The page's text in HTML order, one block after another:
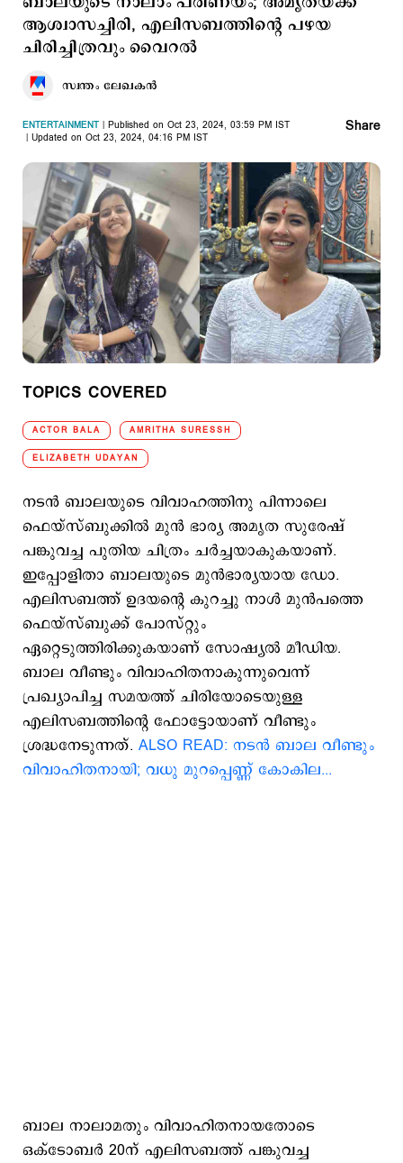
ആശ്വാസച്ചിരി, എലിസബത്തിന്‍റെ പഴയ
ചിരിച്ചിത്രവും വൈറല്‍
സ്വന്തം ലേഖകൻ
ENTERTAINMENT
Published on Oct 23, 2024, 03:59 PM IST
Updated on Oct 23, 2024, 04:16 PM IST
Share
TOPICS COVERED
ACTOR BALA AMRITHA SURESSH
ELIZABETH UDAYAN
നടൻ ബാലയുടെ വിവാഹത്തിനു പിന്നാലെ
ഫെയ്സ്ബുക്കില്‍ മുന്‍ ഭാര്യ അമൃത സുരേഷ്
പങ്കുവച്ച പുതിയ ചിത്രം ചര്‍ച്ചയാകുകയാണ്.
ഇപ്പോളിതാ ബാലയുടെ മുൻഭാര്യയായ ഡോ.
എലിസബത്ത് ഉദയന്‍റെ കുറച്ചു നാള്‍ മുന്‍പത്തെ
ഫെയ്സ്ബുക്ക് പോസ്റ്റും
ഏറ്റെടുത്തിരിക്കുകയാണ് സോഷ്യല്‍ മീഡിയ.
ബാല വീണ്ടും വിവാഹിതനാകുന്നുവെന്ന്
പ്രഖ്യാപിച്ച സമയത്ത് ചിരിയോടെയുള്ള
എലിസബത്തിന്‍റെ ഫോട്ടോയാണ് വീണ്ടും
ശ്രദ്ധനേടുന്നത്. ALSO READ: നടന്‍ ബാല വീണ്ടും
വിവാഹിതനായി; വധു മുറപ്പെണ്ണ് കോകില...
ബാല നാലാമതും വിവാഹിതനായതോടെ
ഒക്ടോബര്‍ 20ന് എലിസബത്ത് പങ്കുവച്ച